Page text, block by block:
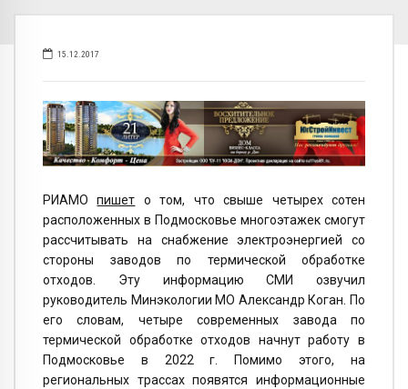
15.12.2017
РИАМОпишет о том, что свыше четырех сотен
расположенных в Подмосковье многоэтажек смогут
рассчитывать на снабжение электроэнергией со
стороны заводов по термической обработке
отходов. Эту информацию СМИ озвучил
руководитель Минэкологии МО Александр Коган. По
его словам, четыре современных завода по
термической обработке отходов начнут работу в
Подмосковье в 2022 г. Помимо этого, на
региональных трассах появятся информационные